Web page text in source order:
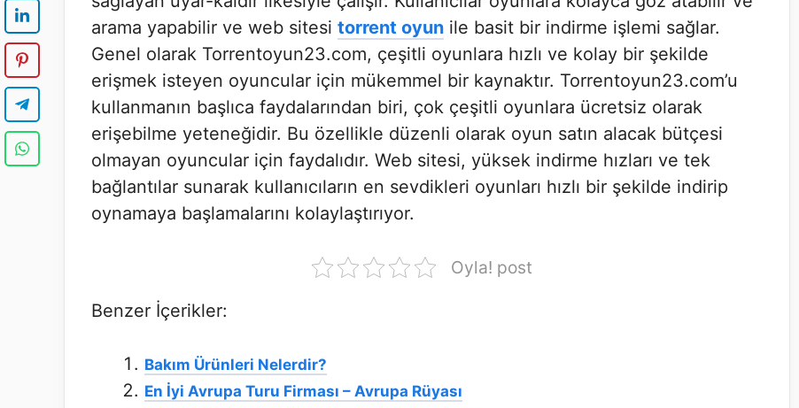
arama yapabilir ve web sitesi torrent oyun ile basit bir indirme işlemi sağlar.
Genel olarak Torrentoyun23.com, çeşitli oyunlara hızlı ve kolay bir şekilde
erişmek isteyen oyuncular için mükemmel bir kaynaktır. Torrentoyun23.com’u
kullanmanın başlıca faydalarından biri, çok çeşitli oyunlara ücretsiz olarak
erişebilme yeteneğidir. Bu özellikle düzenli olarak oyun satın alacak bütçesi
olmayan oyuncular için faydalıdır. Web sitesi, yüksek indirme hızları ve tek
bağlantılar sunarak kullanıcıların en sevdikleri oyunları hızlı bir şekilde indirip
oynamaya başlamalarını kolaylaştırıyor.
Oyla! post
Benzer İçerikler:
Bakım Ürünleri Nelerdir?
En İyi Avrupa Turu Firması – Avrupa Rüyası